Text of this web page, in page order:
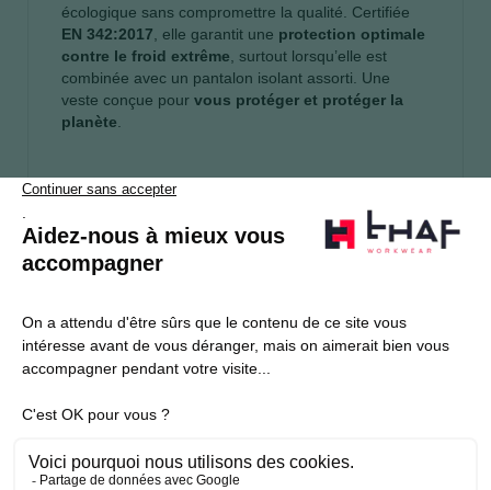
écologique sans compromettre la qualité. Certifiée
EN 342:2017 , elle garantit une protection optimale
contre le froid extrême , surtout lorsqu’elle est
combinée avec un pantalon isolant assorti. Une
veste conçue pour vous protéger et protéger la
planète
Je souhaite m'inscrire à la newsletter Thaf Workwear
Produits THAF